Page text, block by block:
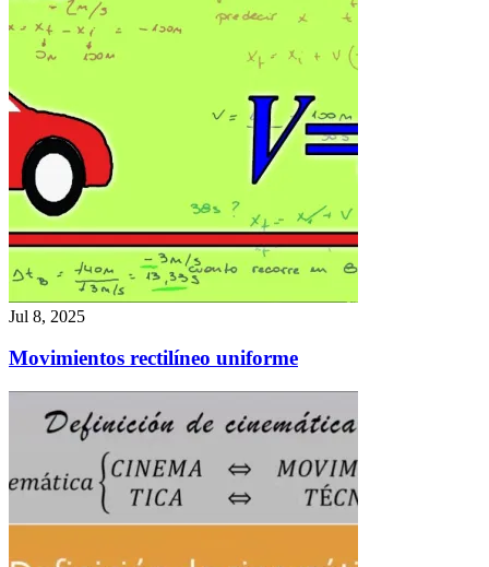
Jul 8, 2025
Movimientos rectilíneo uniforme